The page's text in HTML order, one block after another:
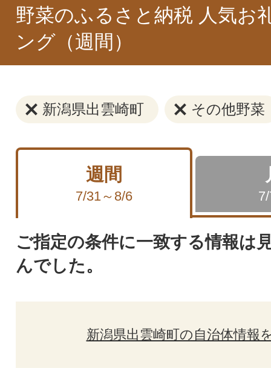
野菜のふるさと納税 人気お
ング（週間）
新潟県出雲崎町 その他野菜
週間
7/31～8/6
ご指定の条件に一致する情報は
んでした。
新潟県出雲崎町の自治体情報